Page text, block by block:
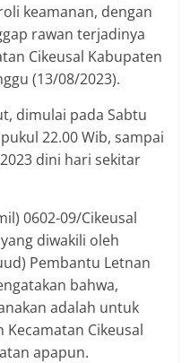
keamanan, dengan
rawan terjadinya
Cikeusal Kabupaten
(13/08/2023).
dimulai pada Sabtu
22.00 Wib, sampai
dini hari sekitar
0602-09/Cikeusal
diwakili oleh
Pembantu Letnan
bahwa,
adalah untuk
Cikeusal
apapun.